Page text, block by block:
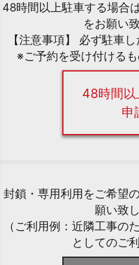
48時間以上駐車する場合
をお願い
【注意事項】 必ず駐車
※ご予約を受け付ける
48時間以
申
封鎖・専用利用をご希望
願い致
（ご利用例：近隣工事の
としてのご